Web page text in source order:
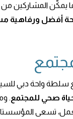
يمكّن المشاركين من
أفضل ورفاهية
واحة دبي
صحي للمجتمع.
تسعى